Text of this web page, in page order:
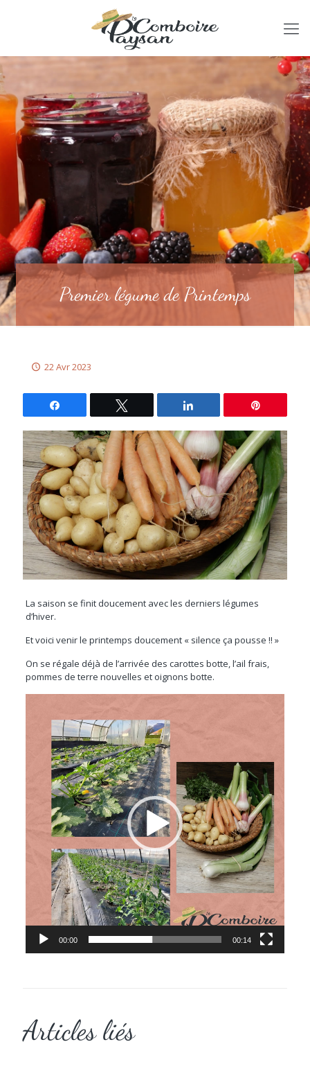
Premier légume de Printemps
22 Avr 2023
La saison se finit doucement avec les derniers légumes
d’hiver.
Et voici venir le printemps doucement « silence ça pousse !! »
On se régale déjà de l’arrivée des carottes botte, l’ail frais,
pommes de terre nouvelles et oignons botte.
00:00 00:14
Articles liés